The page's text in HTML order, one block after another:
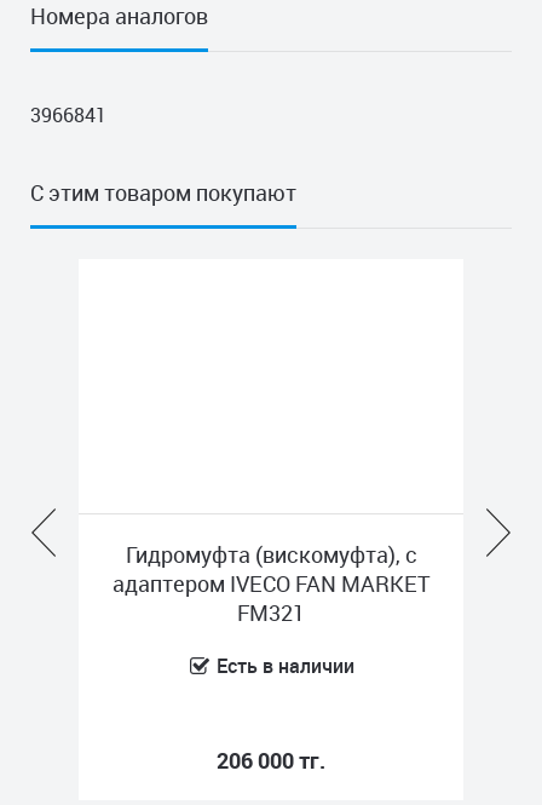
Номера аналогов
3966841
С этим товаром покупают
Гидромуфта (вискомуфта), с
адаптером IVECO FAN MARKET
FM321
Есть в наличии
206 000 тг.